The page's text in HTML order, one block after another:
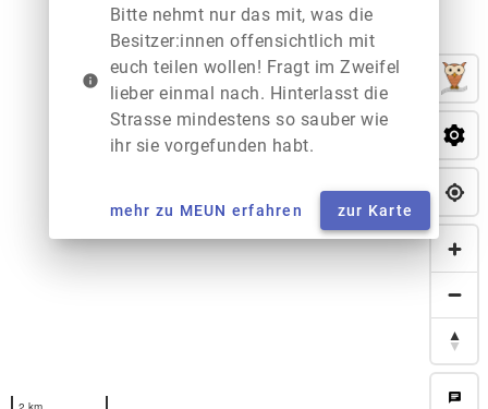
chat
info
Bitte nehmt nur das mit, was die
Besitzer:innen offensichtlich mit
euch teilen wollen! Fragt im Zweifel
lieber einmal nach. Hinterlasst die
Strasse mindestens so sauber wie
ihr sie vorgefunden habt.
mehr zu MEUN erfahren zur Karte